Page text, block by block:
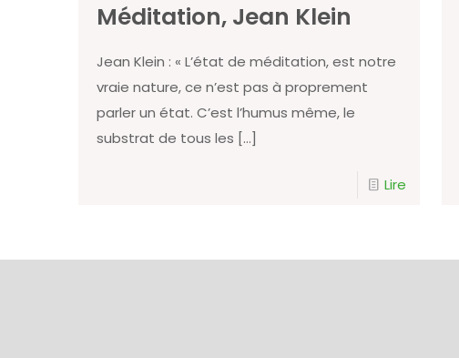
Méditation, Jean Klein
Jean Klein : « L’état de méditation, est notre
vraie nature, ce n’est pas à proprement
parler un état. C’est l’humus même, le
substrat de tous les […]
Lire